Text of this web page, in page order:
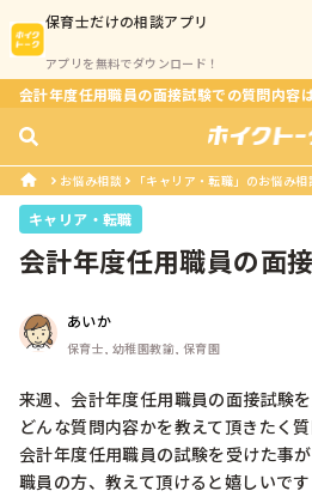
保育士だけの相談アプリ
アプリを無料でダウンロード！
会計年度任用職員の面接試験での質問内容
お悩み相談 「キャリア・転職」のお悩み相
キャリア・転職
会計年度任用職員の面接
あいか
保育士, 幼稚園教諭, 保育園
来週、会計年度任用職員の面接試験
どんな質問内容かを教えて頂きたく
会計年度任用職員の試験を受けた事
職員の方、教えて頂けると嬉しいで